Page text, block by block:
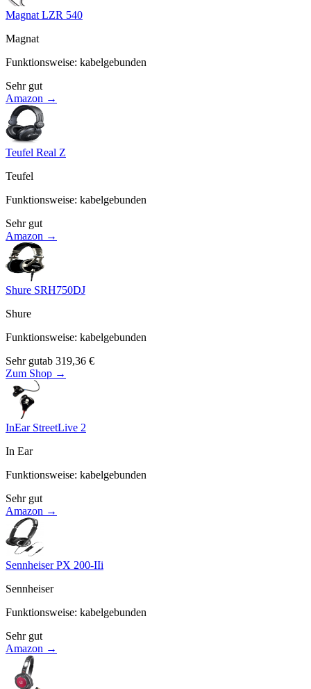
Magnat LZR 540
Magnat
Funktionsweise: kabelgebunden
Sehr gut
Amazon →
Teufel Real Z
Teufel
Funktionsweise: kabelgebunden
Sehr gut
Amazon →
Shure SRH750DJ
Shure
Funktionsweise: kabelgebunden
Sehr gutab 319,36 €
Zum Shop →
InEar StreetLive 2
In Ear
Funktionsweise: kabelgebunden
Sehr gut
Amazon →
Sennheiser PX 200-IIi
Sennheiser
Funktionsweise: kabelgebunden
Sehr gut
Amazon →